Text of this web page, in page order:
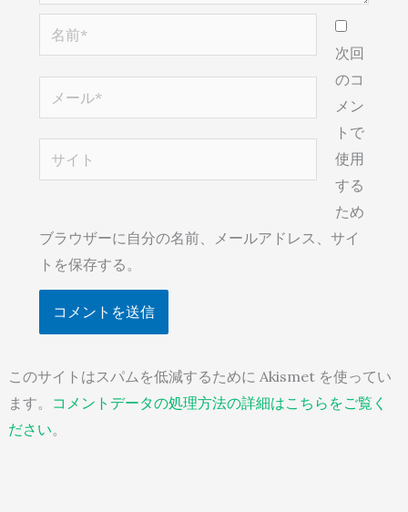
前
*
ー
ル
イ
次回
のコ
メン
トで
使用
する
ため
ブラウザーに自分の名前、メールアドレス、サイ
トを保存する。
このサイトはスパムを低減するために Akismet を使ってい
ます。
コメントデータの処理方法の詳細はこちらをご覧く
ださい。